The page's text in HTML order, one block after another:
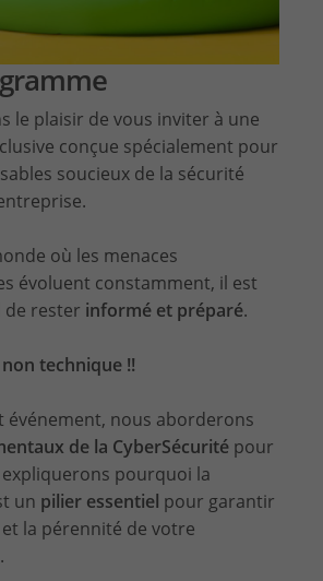
le plaisir de vous inviter à une
conçue spécialement pour
soucieux de la sécurité
où les menaces
évoluent constamment, il est
rester informé et préparé.
technique !!
événement, nous aborderons
de la CyberSécurité pour
expliquerons pourquoi la
un pilier essentiel pour garantir
la pérennité de votre